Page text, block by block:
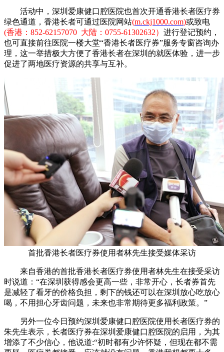
活动中，深圳爱康健口腔医院也首次开通香港长者医疗券
绿色通道，香港长者可通过医院网站(m.ckj1000.com)或致电
(香港：852-62157070 大陆：0755-61302632） 进行登记预约，
也可直接前往医院一楼大堂“香港长者医疗券”服务专窗咨询办
理，这一举措极大方便了香港长者在深圳的就医体验，进一步
促进了两地医疗资源的共享与互补。
首批香港长者医疗券使用者林先生接受媒体采访
来自香港的首批香港长者医疗券使用者林先生在接受采访
时说道：“在深圳获得感会更高一些，非常开心，长者券首先
是减轻了看牙的价格负担，剩下的钱还可以在深圳放心吃放心
喝，不用担心牙齿问题，未来也非常期待更多福利政策。”
另外一位今日预约深圳爱康健口腔医院使用长者医疗券的
朱先生表示，长者医疗券在深圳爱康健口腔医院的启用，为其
增添了不少信心，他说道:“初时都有少许怀疑，但现在都不需